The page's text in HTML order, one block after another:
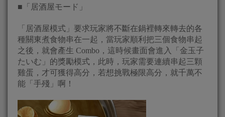
■「居酒屋モード」
「居酒屋模式」要求玩家將不斷在鍋裡轉來轉去的各
種關東煮食物串在一起，當玩家順利把三個食物串起
之後，就會產生 Combo，這時候畫面會進入「金玉子
たいむ」的獎勵模式，此時，玩家需要連續串起三顆
雞蛋，才可獲得高分，若想挑戰極限高分，就千萬不
能「手殘」啊！